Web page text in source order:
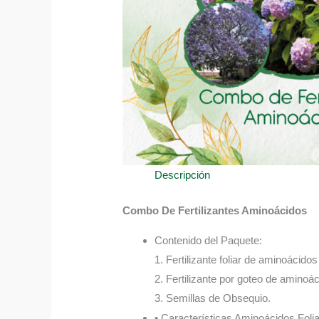
Descripción
Combo De Fertilizantes Aminoácidos
Contenido del Paquete:
1. Fertilizante foliar de
2. Fertilizante por goteo de
3. Semillas de Obsequio.